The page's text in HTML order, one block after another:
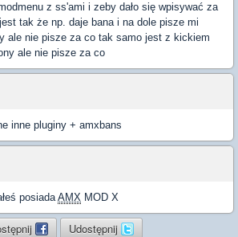
z ss'ami i zeby dało się wpisywać za
tak że np. daje bana i na dole pisze mi
ale nie pisze za co tak samo jest z kickiem
ale nie pisze za co
inne pluginy + amxbans
posiadaAMX MOD X
Udostępnij